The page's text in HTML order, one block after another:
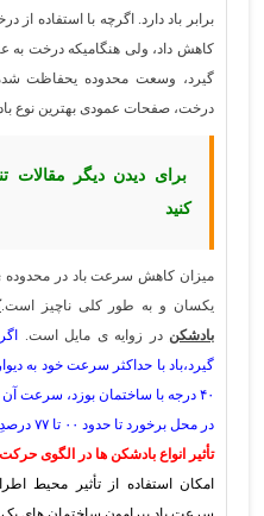
کاهش داد، ولی هنگامیکه درخت به
گیرد، وسعت محدوده یحفاظت
درخت، صفحات عمودی بهترین نوع
برای دیدن دیگر
کنید
میزان کاهش سرعت باد در محدوده ی
یکسان و به طور کلی ناچیز است.
بادشکن در زوایه ی مایل است.
گیرد،باد با حداکثر سرعت خود به
۴۰ درجه با ساختمان بوزد، سرعت آن
در محل برخورد تا حدود ۰۰ تا ۷۷ درصدِ سرعت باد اصلی کاهش می یابد.
تأثیر انواع بادشکن ها در الگوی
امکان استفاده از تأثیر محیط